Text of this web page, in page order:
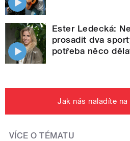
Ester Ledecká:
prosadit dva
potřeba něco
Jak nás naladíte na
VÍCE O TÉMATU